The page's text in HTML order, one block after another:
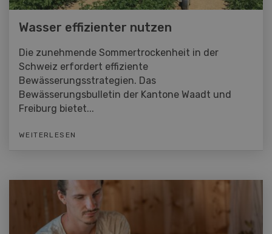
Wasser effizienter nutzen
Die zunehmende Sommertrockenheit in der
Schweiz erfordert effiziente
Bewässerungsstrategien. Das
Bewässerungsbulletin der Kantone Waadt und
Freiburg bietet...
WEITERLESEN